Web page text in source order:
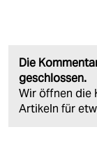
Die
geschlossen.
Wir öffnen die
Artikeln für